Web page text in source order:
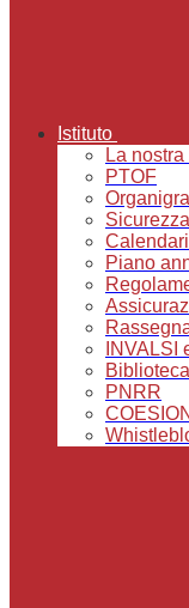
Istituto
La nostra
PTOF
Piano
INVALSI
PNRR